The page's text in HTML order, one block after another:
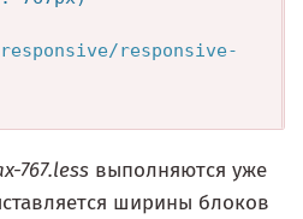
responsive-
767.less выполняются уже
ширины блоков